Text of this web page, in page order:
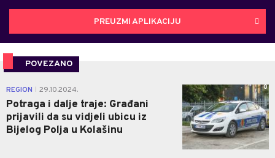
PREUZMI APLIKACIJU
POVEZANO
REGION 29.10.2024.
Potraga i dalje traje: Građani
prijavili da su vidjeli ubicu iz
Bijelog Polja u Kolašinu
0